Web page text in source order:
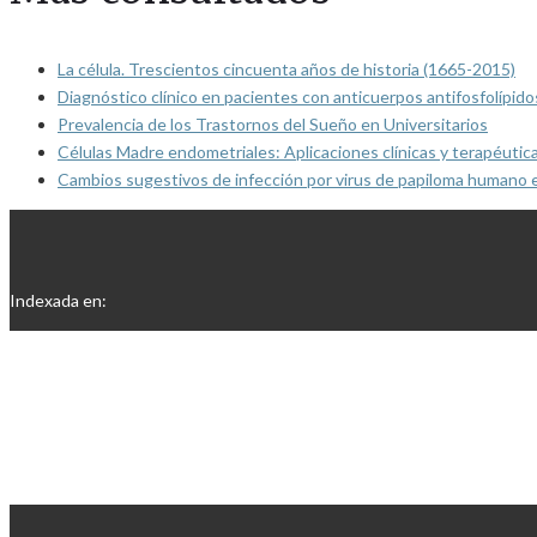
La célula. Trescientos cincuenta años de historia (1665-2015)
Diagnóstico clínico en pacientes con anticuerpos
Prevalencia de los Trastornos del Sueño en Universitarios
Células Madre endometriales: Aplicaciones clínicas y
Cambios sugestivos de infección por virus de papiloma
Indexada en: